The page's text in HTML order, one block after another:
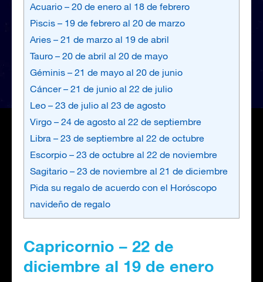
Acuario – 20 de enero al 18 de febrero
Piscis – 19 de febrero al 20 de marzo
Aries – 21 de marzo al 19 de abril
Tauro – 20 de abril al 20 de mayo
Géminis – 21 de mayo al 20 de junio
Cáncer – 21 de junio al 22 de julio
Leo – 23 de julio al 23 de agosto
Virgo – 24 de agosto al 22 de septiembre
Libra – 23 de septiembre al 22 de octubre
Escorpio – 23 de octubre al 22 de noviembre
Sagitario – 23 de noviembre al 21 de diciembre
Pida su regalo de acuerdo con el Horóscopo
navideño de regalo
Capricornio – 22 de
diciembre al 19 de enero